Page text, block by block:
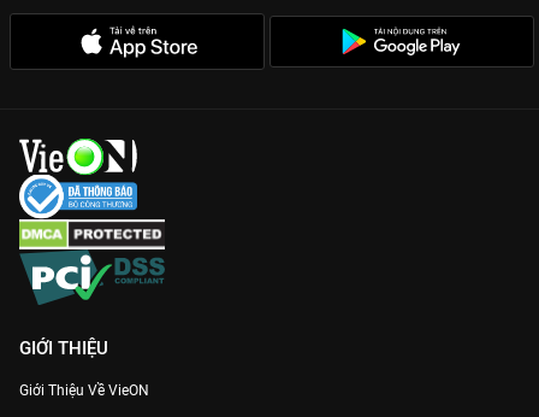
GIỚI THIỆU
Giới Thiệu Về VieON